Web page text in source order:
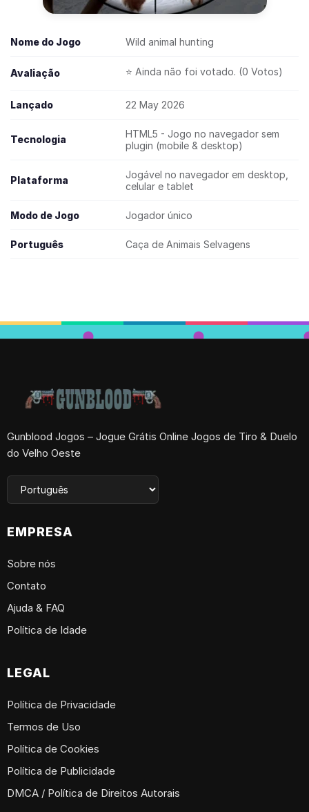
Nome do Jogo Wild animal hunting
Avaliação ⭐ Ainda não foi votado. (0 Votos)
Lançado 22 May 2026
Tecnologia
HTML5 - Jogo no navegador sem
plugin (mobile & desktop)
Plataforma
Jogável no navegador em desktop,
celular e tablet
Modo de Jogo Jogador único
Português Caça de Animais Selvagens
Gunblood Jogos – Jogue Grátis Online Jogos de Tiro & Duelo
do Velho Oeste
EMPRESA
Sobre nós
Contato
Ajuda & FAQ
Política de Idade
LEGAL
Política de Privacidade
Termos de Uso
Política de Cookies
Política de Publicidade
DMCA / Política de Direitos Autorais